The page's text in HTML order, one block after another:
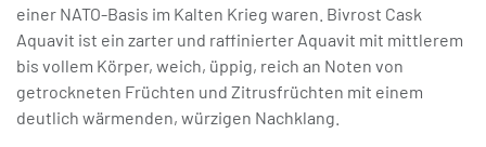
einer NATO-Basis im Kalten Krieg waren. Bivrost Cask
Aquavit ist ein zarter und raffinierter Aquavit mit mittlerem
bis vollem Körper, weich, üppig, reich an Noten von
getrockneten Früchten und Zitrusfrüchten mit einem
deutlich wärmenden, würzigen Nachklang.